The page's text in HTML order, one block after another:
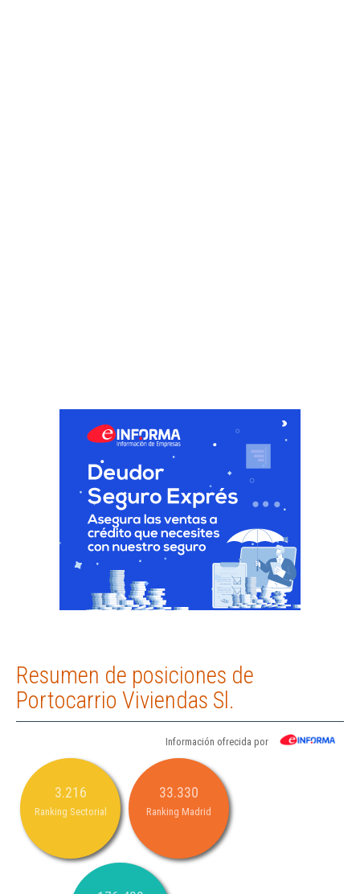
Resumen de posiciones de
Portocarrio Viviendas Sl.
Información ofrecida por
3.216
Ranking Sectorial
33.330
Ranking Madrid